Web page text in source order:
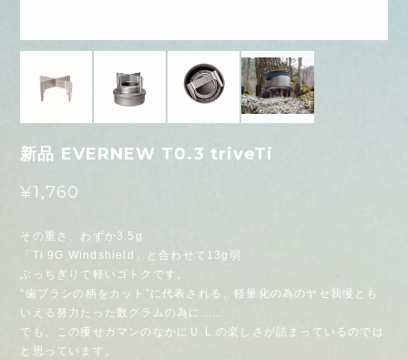
新品 EVERNEW T0.3 triveTi
¥1,760
その重さ、わずか3.5g
「Ti 9G Windshield」と合わせて13g弱
ぶっちぎりで軽いゴトクです。
“歯ブラシの柄をカット”に代表される、軽量化の為のヤセ我慢とも
いえる努力たった数グラムの為に......
でも、この痩せガマンのなかにＵ.L.の楽しさが詰まっているのでは
と思っています。